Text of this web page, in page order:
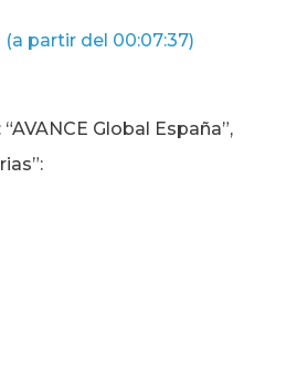
partir del 00:07:37)
Global España”,